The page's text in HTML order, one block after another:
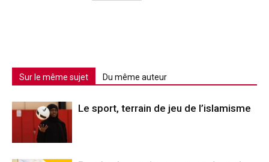
Sur le même sujet Du même auteur
Le sport, terrain de jeu de l’islamisme